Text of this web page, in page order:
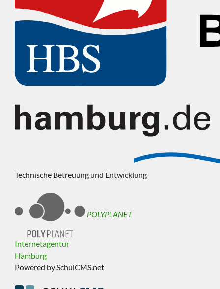
Technische Betreuung und Entwicklung
POLYPLANET
Internetagentur
Hamburg
Powered by SchulCMS.net